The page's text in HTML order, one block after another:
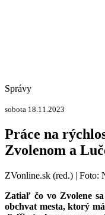
Správy
sobota 18.11.2023
Práce na
Zvolenom a
ZVonline.sk (red.) | Foto:
Zatiaľ čo vo Zvolene
obchvat mesta, ktorý